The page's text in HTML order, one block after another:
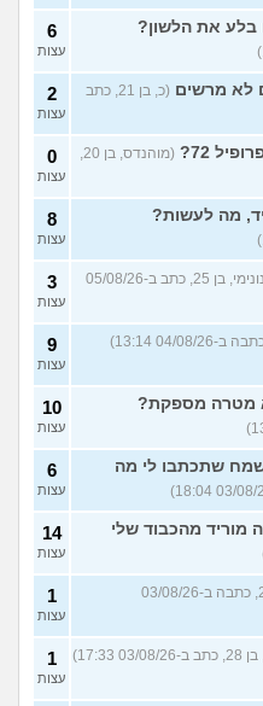
2
עצות
9
עצות
3
עצות
עצות
במדור
בלע את הלשון? 6
עצות
לא מרשים
(כ, בן 21, כתב
2
עצות
72?
(מוהנדס, בן 20,
0
עצות
מה לעשות? 8
עצות
(אנונימי, בן 25, כתב ב-05/08/26
3
עצות
9
עצות
מטרה מספקת? 10
עצות
שתכתבו לי מה
6
עצות
מוריד מהכבוד שלי 14
עצות
(קולית, בת 20, כתבה ב-03/08/26
1
עצות
26 17:33)
1
עצות